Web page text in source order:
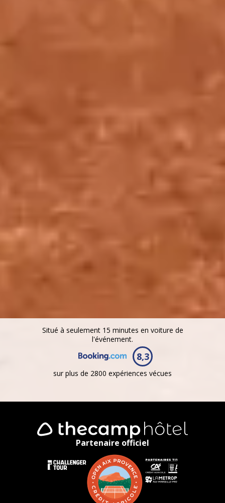
Situé à seulement 15 minutes en voiture de
l'événement.
8,3
sur plus de 2800 expériences vécues
Partenaire officiel